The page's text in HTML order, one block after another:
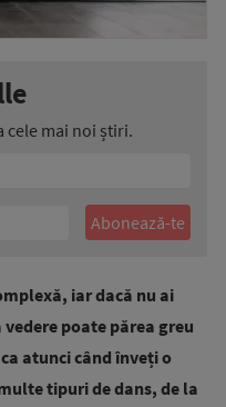
cele mai noi știri.
iar dacă nu ai
poate părea greu
atunci când înveți o
tipuri de dans, de la